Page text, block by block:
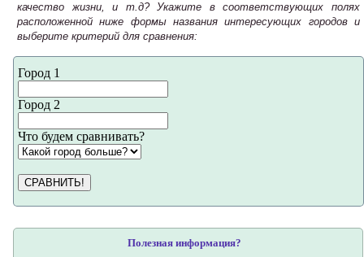
качество жизни, и т.д? Укажите в соответствующих полях
расположенной ниже формы названия интересующих городов и
выберите критерий для сравнения:
Город 1
Город 2
Что будем сравнивать?
СРАВНИТЬ!
Полезная информация?